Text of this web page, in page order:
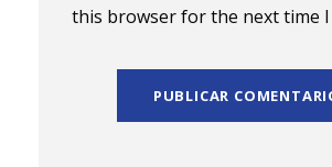
this browser for the next time I